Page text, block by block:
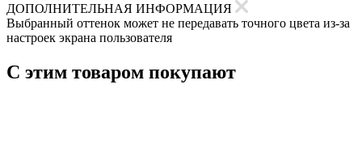
ДОПОЛНИТЕЛЬНАЯ ИНФОРМАЦИЯ
Выбранный оттенок может не передавать точного цвета из-за
настроек экрана пользователя
С этим товаром покупают